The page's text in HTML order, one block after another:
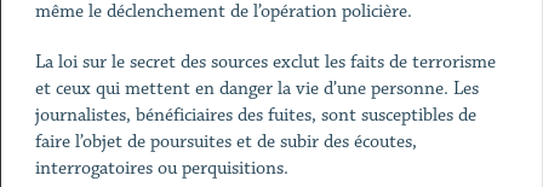
même le déclenchement de l’opération policière.
La loi sur le secret des sources exclut les faits de terrorisme
et ceux qui mettent en danger la vie d’une personne. Les
journalistes, bénéficiaires des fuites, sont susceptibles de
faire l’objet de poursuites et de subir des écoutes,
interrogatoires ou perquisitions.